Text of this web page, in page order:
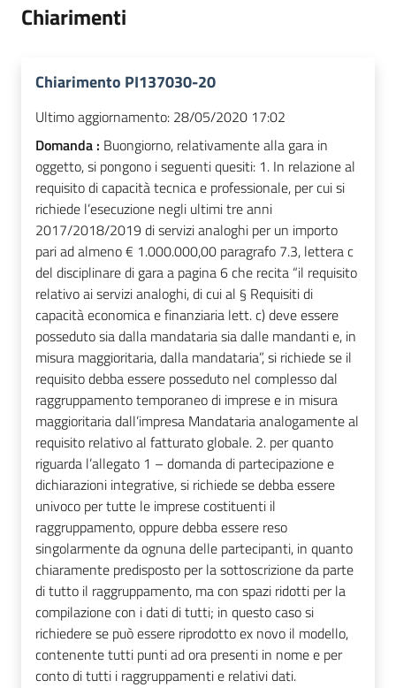
Chiarimenti
Chiarimento PI137030-20
Ultimo aggiornamento: 28/05/2020 17:02
Domanda : Buongiorno, relativamente alla gara in
oggetto, si pongono i seguenti quesiti: 1. In relazione al
requisito di capacità tecnica e professionale, per cui si
richiede l’esecuzione negli ultimi tre anni
2017/2018/2019 di servizi analoghi per un importo
pari ad almeno € 1.000.000,00 paragrafo 7.3, lettera c
del disciplinare di gara a pagina 6 che recita “il requisito
relativo ai servizi analoghi, di cui al § Requisiti di
capacità economica e finanziaria lett. c) deve essere
posseduto sia dalla mandataria sia dalle mandanti e, in
misura maggioritaria, dalla mandataria”, si richiede se il
requisito debba essere posseduto nel complesso dal
raggruppamento temporaneo di imprese e in misura
maggioritaria dall’impresa Mandataria analogamente al
requisito relativo al fatturato globale. 2. per quanto
riguarda l’allegato 1 – domanda di partecipazione e
dichiarazioni integrative, si richiede se debba essere
univoco per tutte le imprese costituenti il
raggruppamento, oppure debba essere reso
singolarmente da ognuna delle partecipanti, in quanto
chiaramente predisposto per la sottoscrizione da parte
di tutto il raggruppamento, ma con spazi ridotti per la
compilazione con i dati di tutti; in questo caso si
richiedere se può essere riprodotto ex novo il modello,
contenente tutti punti ad ora presenti in nome e per
conto di tutti i raggruppamenti e relativi dati.